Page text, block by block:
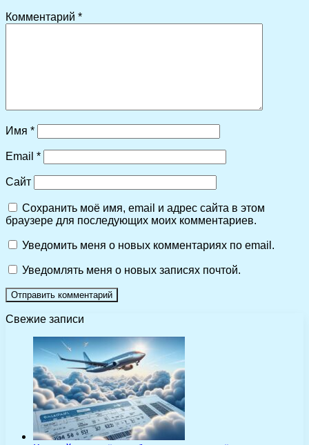
Комментарий *
Имя *
Email *
Сайт
Сохранить моё имя, email и адрес сайта в этом
браузере для последующих моих комментариев.
Уведомить меня о новых комментариях по email.
Уведомлять меня о новых записях почтой.
Свежие записи